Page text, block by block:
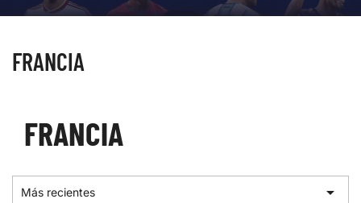
FRANCIA
FRANCIA
Más recientes 